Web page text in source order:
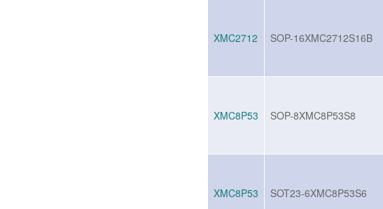
XMC2712 SOP-16XMC2712S16B
XMC8P53 SOP-8XMC8P53S8
XMC8P53 SOT23-6XMC8P53S6